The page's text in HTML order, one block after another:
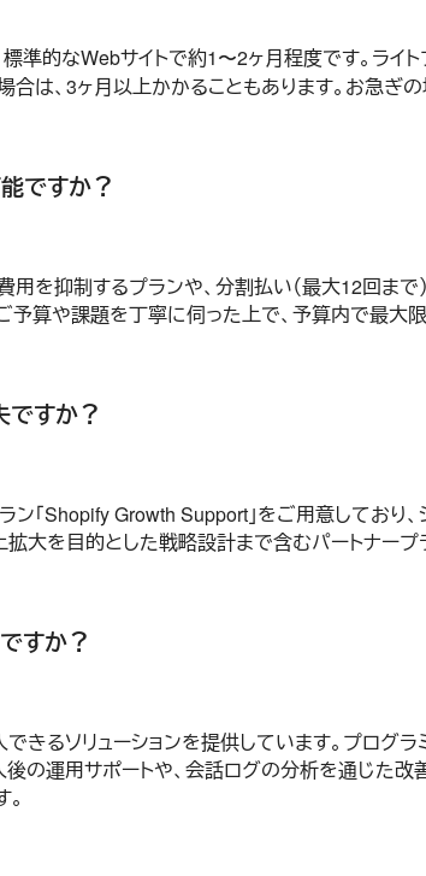
準的なWebサイトで約1〜2ヶ月程度です。ラ
合は、3ヶ月以上かかることもあります。お急ぎ
ですか？
を抑制するプランや、分割払い（最大12回ま
予算や課題を丁寧に伺った上で、予算内で最
すか？
ン「Shopify Growth Support」をご用意してお
大を目的とした戦略設計まで含むパートナー
すか？
できるソリューションを提供しています。プロ
の運用サポートや、会話ログの分析を通じた